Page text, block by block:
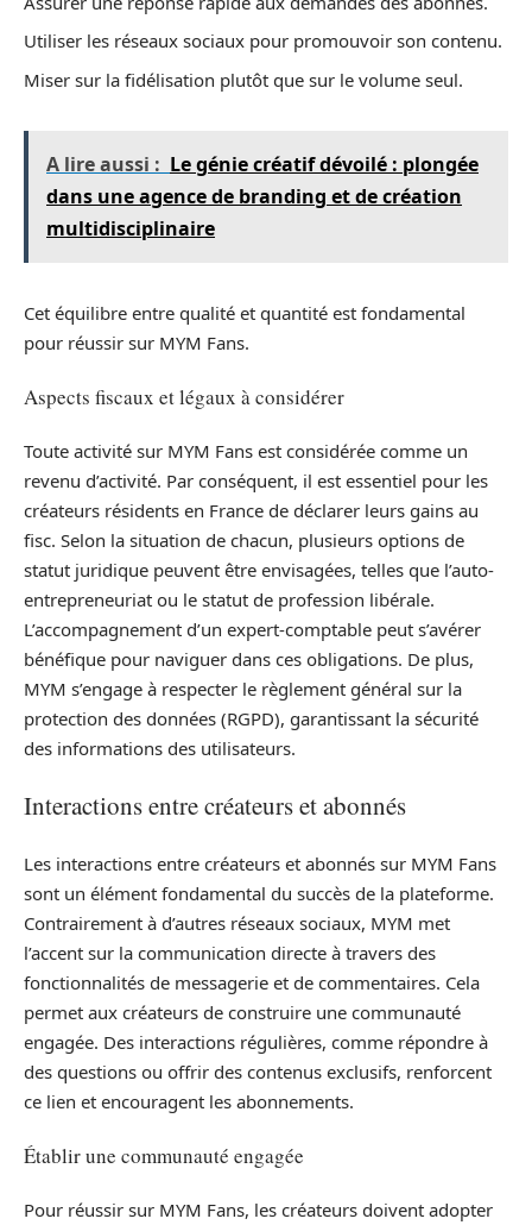
Utiliser les réseaux sociaux pour promouvoir son contenu.
Miser sur la fidélisation plutôt que sur le volume seul.
A lire aussi : Le génie créatif dévoilé : plongée
dans une agence de branding et de création
multidisciplinaire
Cet équilibre entre qualité et quantité est fondamental
pour réussir sur MYM Fans.
Aspects fiscaux et légaux à considérer
Toute activité sur MYM Fans est considérée comme un
revenu d’activité. Par conséquent, il est essentiel pour les
créateurs résidents en France de déclarer leurs gains au
fisc. Selon la situation de chacun, plusieurs options de
statut juridique peuvent être envisagées, telles que l’auto-
entrepreneuriat ou le statut de profession libérale.
L’accompagnement d’un expert-comptable peut s’avérer
bénéfique pour naviguer dans ces obligations. De plus,
MYM s’engage à respecter le règlement général sur la
protection des données (RGPD), garantissant la sécurité
des informations des utilisateurs.
Interactions entre créateurs et abonnés
Les interactions entre créateurs et abonnés sur MYM Fans
sont un élément fondamental du succès de la plateforme.
Contrairement à d’autres réseaux sociaux, MYM met
l’accent sur la communication directe à travers des
fonctionnalités de messagerie et de commentaires. Cela
permet aux créateurs de construire une communauté
engagée. Des interactions régulières, comme répondre à
des questions ou offrir des contenus exclusifs, renforcent
ce lien et encouragent les abonnements.
Établir une communauté engagée
Pour réussir sur MYM Fans, les créateurs doivent adopter